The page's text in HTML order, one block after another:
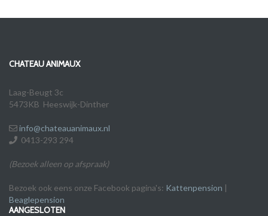
CHATEAU ANIMAUX
Laag-Beugt 3c
5473KB Heeswijk-Dinther
info@chateauanimaux.nl
0413-293 294
(Bezoek alleen op afspraak)
Bezoek ook eens onze Facebook pagina's: Kattenpension |
Beaglepension
AANGESLOTEN